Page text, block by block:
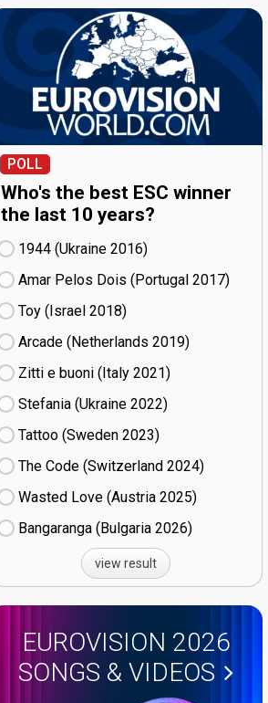
POLL
Who's the best ESC winner
the last 10 years?
1944 (Ukraine
16)
Amar Pelos Dois (Portugal
17)
Toy (Israel
18)
Arcade (Netherlands
19)
Zitti e buoni​ (Italy
21)
Stefania (Ukraine
22)
Tattoo (Sweden
23)
The Code (Switzerland
24)
Wasted Love (Austria
25)
Bangaranga (Bulgaria
26)
view result
EUROVISION 2026
SONGS & VIDEOS